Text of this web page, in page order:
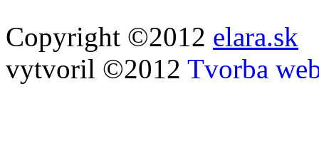
Copyright ©2012 elara.sk
vytvoril ©2012 Tvorba